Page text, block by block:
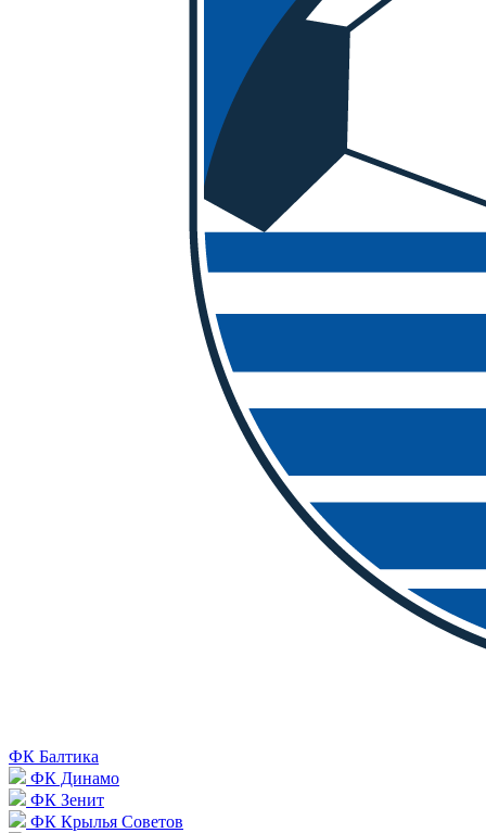
ФК Балтика
ФК Динамо
ФК Зенит
ФК Крылья Советов